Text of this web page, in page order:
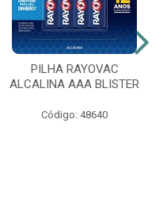
PILHA RAYOVAC
ALCALINA AAA BLISTER
Código: 48640